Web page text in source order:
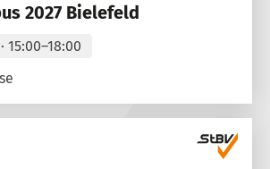
2027 Bielefeld
15:00–18:00